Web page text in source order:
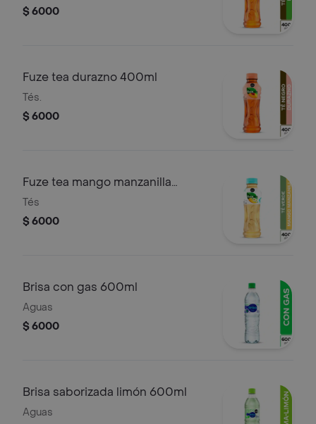
$ 6000
Fuze tea durazno 400ml
Tés.
$ 6000
Fuze tea mango manzanilla
400ml
Tés
$ 6000
Brisa con gas 600ml
Aguas
$ 6000
Brisa saborizada limón 600ml
Aguas